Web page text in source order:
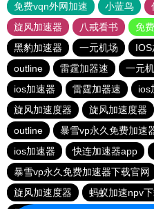
免费vqn外网加速
小蓝鸟
旋风加速器
八戒看书
免
黑豹加速器
一元机场
outline
雷霆加器速 一元
ios加速器
雷霆加器速 ios
旋风加速度器
旋风加速度器
outline
暴雪vp永久免费加速
ios加速器
快连加速器app
暴雪vp永久免费加速器下载官网
旋风加速度器
蚂蚁加速npv